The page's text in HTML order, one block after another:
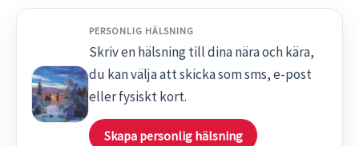
PERSONLIG HÄLSNING
Skriv en hälsning till dina nära och kära,
du kan välja att skicka som sms, e-post
eller fysiskt kort.
Skapa personlig hälsning